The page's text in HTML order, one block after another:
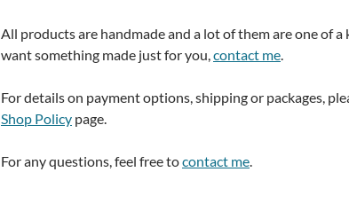
All products are handmade and a lot of them are one of a
want something made just for you, contact me
For details on payment options, shipping or packages,
Shop Policy page.
For any questions, feel free tocontact me